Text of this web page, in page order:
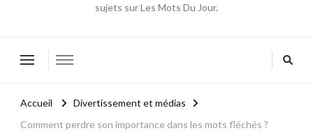
sujets sur Les Mots Du Jour.
Accueil
Divertissement et médias
Comment perdre son importance dans les mots fléchés ?